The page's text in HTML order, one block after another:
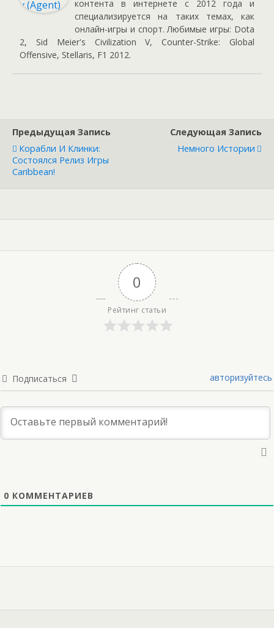
контента в интернете с 2012 года и
специализируется на таких темах, как
онлайн-игры и спорт. Любимые игры: Dota
2, Sid Meier's Civilization V, Counter-Strike: Global
Offensive, Stellaris, F1 2012.
Предыдущая Запись
Корабли И Клинки:
Состоялся Релиз Игры
Caribbean!
Следующая Запись
Немного Истории
0
Рейтинг статьи
Подписаться авторизуйтесь
0 КОММЕНТАРИЕВ